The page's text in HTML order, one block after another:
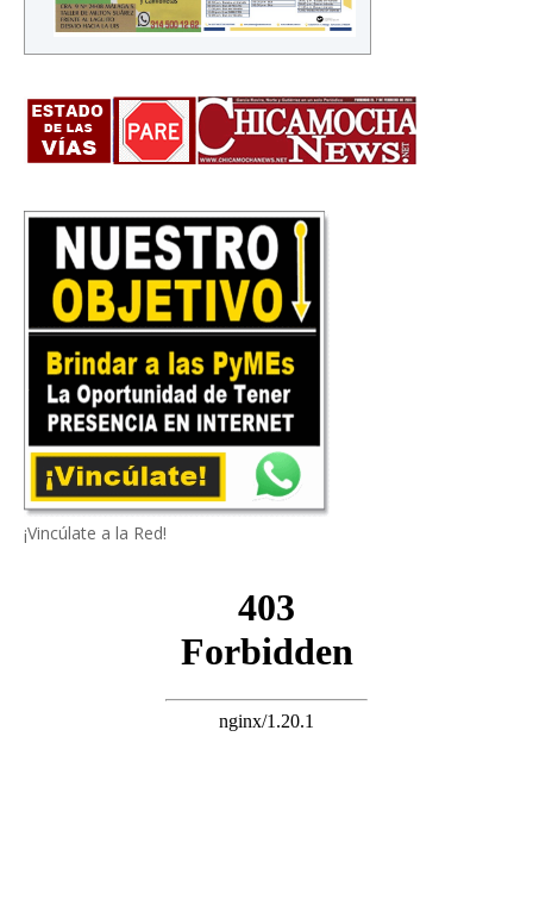
¡Vincúlate a la Red!